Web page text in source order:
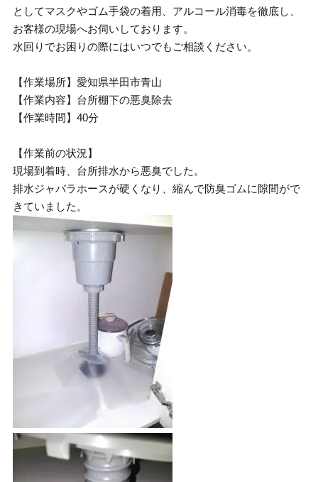
としてマスクやゴム手袋の着用、アルコール消毒を徹底し、
お客様の現場へお伺いしております。
水回りでお困りの際にはいつでもご相談ください。
【作業場所】愛知県半田市青山
【作業内容】台所棚下の悪臭除去
【作業時間】40分
【作業前の状況】
現場到着時、台所排水から悪臭でした。
排水ジャバラホースが硬くなり、縮んで防臭ゴムに隙間がで
きていました。